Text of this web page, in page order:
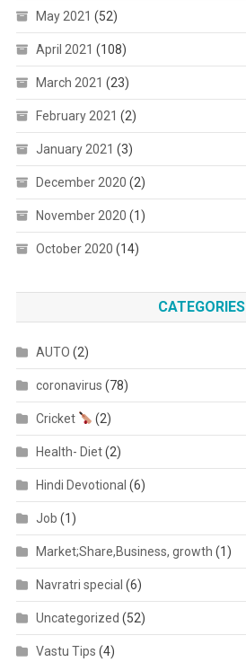
May 2021 (52)
April 2021 (108)
March 2021 (23)
February 2021 (2)
January 2021 (3)
December 2020 (2)
November 2020 (1)
October 2020 (14)
CATEGORIES
AUTO (2)
coronavirus (78)
Cricket (2)
Health- Diet(2)
Hindi Devotional (6)
Job (1)
Market;Share,Business, growth (1)
Navratri special (6)
Uncategorized (52)
Vastu Tips (4)